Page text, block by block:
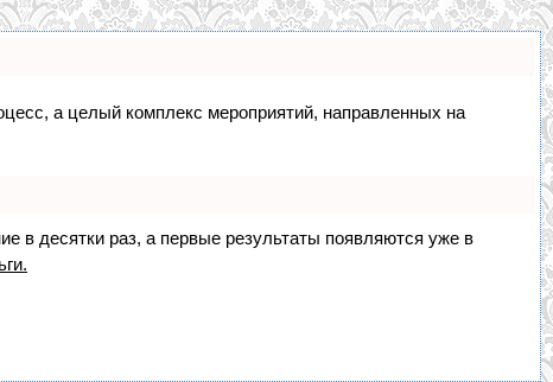
а целый комплекс мероприятий, направленных на
в десятки раз, а первые результаты появляются уже в